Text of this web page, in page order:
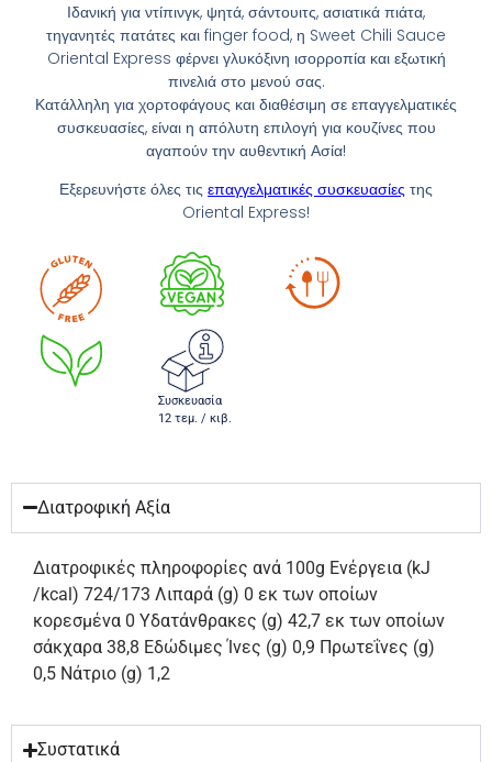
Ιδανική για ντίπινγκ, ψητά, σάντουιτς, ασιατικά πιάτα,
τηγανητές πατάτες και finger food, η Sweet Chili Sauce
Oriental Express φέρνει γλυκόξινη ισορροπία και εξωτική
πινελιά στο μενού σας.
Κατάλληλη για χορτοφάγους και διαθέσιμη σε επαγγελματικές
συσκευασίες, είναι η απόλυτη επιλογή για κουζίνες που
αγαπούν την αυθεντική Ασία!
Εξερευνήστε όλες τις επαγγελματικές συσκευασίες της
Oriental Express!
Συσκευασία
12 τεμ. / κιβ.
Διατροφική Αξία
Διατροφικές πληροφορίες ανά 100g Ενέργεια (kJ
/kcal) 724/173 Λιπαρά (g) 0 εκ των οποίων
κορεσμένα 0 Υδατάνθρακες (g) 42,7 εκ των οποίων
σάκχαρα 38,8 Εδώδιμες Ίνες (g) 0,9 Πρωτεΐνες (g)
0,5 Νάτριο (g) 1,2
Συστατικά